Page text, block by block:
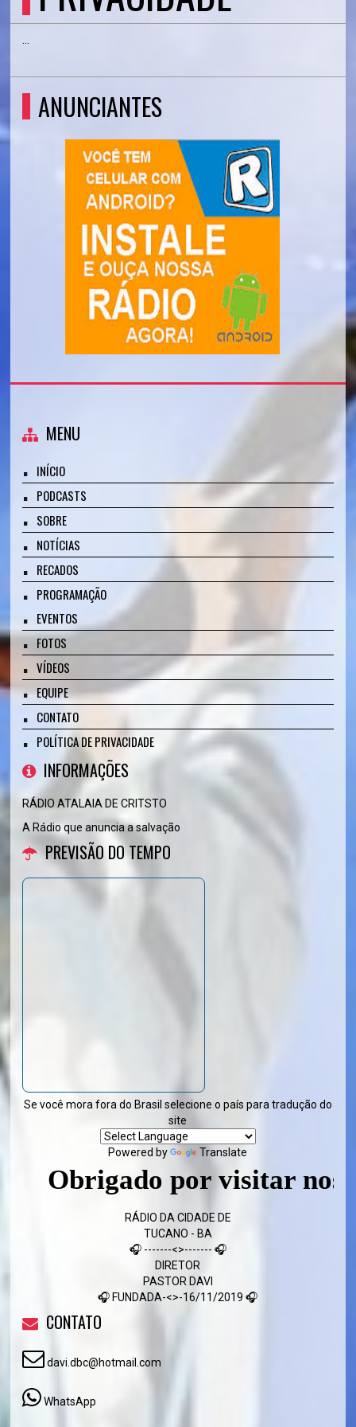
...
ANUNCIANTES
MENU
INÍCIO
PODCASTS
SOBRE
NOTÍCIAS
RECADOS
PROGRAMAÇÃO
EVENTOS
FOTOS
VÍDEOS
EQUIPE
CONTATO
POLÍTICA DE PRIVACIDADE
INFORMAÇÕES
RÁDIO ATALAIA DE CRITSTO
A Rádio que anuncia a salvação
PREVISÃO DO TEMPO
Se você mora fora do Brasil selecione o país para tradução do
site
Powered by Translate
Obrigado por visitar nosso
RÁDIO DA CIDADE DE
TUCANO - BA
🎧 -------<>------- 🎧
DIRETOR
PASTOR DAVI
🎧 FUNDADA-<>-16/11/2019 🎧
CONTATO
davi.dbc@hotmail.com
WhatsApp